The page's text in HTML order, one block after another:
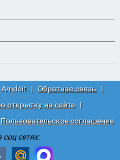
| Обратная связь |
открытку на сайте
|
Пользовательское соглашение
сетях: